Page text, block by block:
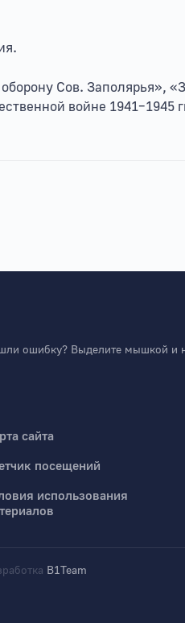
Сов. Заполярья»,
войне 1941–1945
ошибку? Выделите мышкой и
сайта
посещений
использования
B1Team